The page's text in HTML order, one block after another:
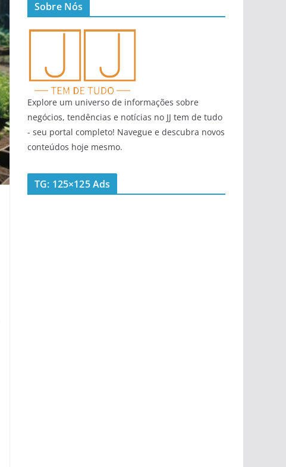
Sobre Nós
Explore um universo de informações sobre
negócios, tendências e notícias no JJ tem de tudo
- seu portal completo! Navegue e descubra novos
conteúdos hoje mesmo.
TG: 125×125 Ads